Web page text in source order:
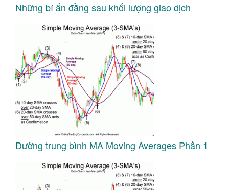
Những bí ẩn đằng sau khối lượng giao dịch
Đường trung bình MA Moving Averages Phần 1